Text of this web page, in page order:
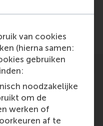
van cookies
(hierna samen:
gebruiken
noodzakelijke
om de
werken of
af te
in on the brain